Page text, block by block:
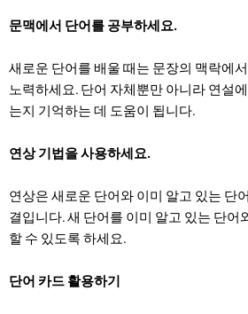
문맥에서 단어를 공부하세요.
새로운 단어를 배울 때는 문장의 맥락에
노력하세요. 단어 자체뿐만 아니라 연설
는지 기억하는 데 도움이 됩니다.
연상 기법을 사용하세요.
연상은 새로운 단어와 이미 알고 있는 단
결입니다. 새 단어를 이미 알고 있는 단어
할 수 있도록 하세요.
단어 카드 활용하기